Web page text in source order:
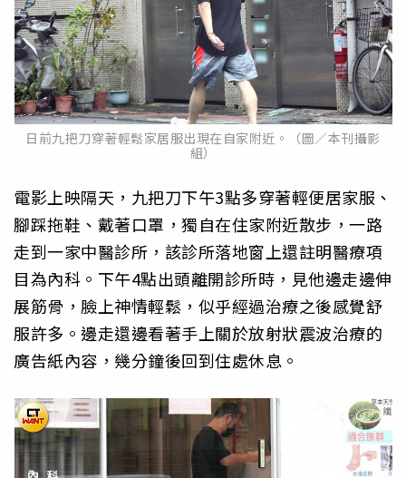
日前九把刀穿著輕鬆家居服出現在自家附近。（圖／本刊攝影
組）
電影上映隔天，九把刀下午3點多穿著輕便居家服、
腳踩拖鞋、戴著口罩，獨自在住家附近散步，一路
走到一家中醫診所，該診所落地窗上還註明醫療項
目為內科。下午4點出頭離開診所時，見他邊走邊伸
展筋骨，臉上神情輕鬆，似乎經過治療之後感覺舒
服許多。邊走還邊看著手上關於放射狀震波治療的
廣告紙內容，幾分鐘後回到住處休息。